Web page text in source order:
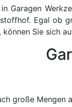
Garagen
Egal ob
Sie sich
große